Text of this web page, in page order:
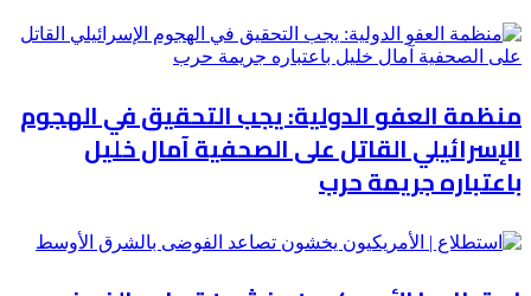
منظمة العفو الدولية: يجب التحقيق في الهجوم
الإسرائيلي القاتل على الصحفية آمال خليل
باعتباره جريمة حرب